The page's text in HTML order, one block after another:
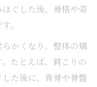
ぐした後、骨格や姿
。
かくなり、整体の矯
たとえば、肩こりの
た後に、背骨や骨盤